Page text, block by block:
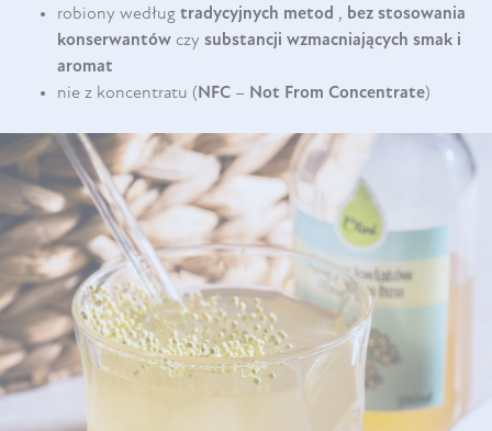
robiony według tradycyjnych metod , bez stosowania
konserwantów czy substancji wzmacniających smak i
aromat
nie z koncentratu ( NFC – Not From Concentrate)